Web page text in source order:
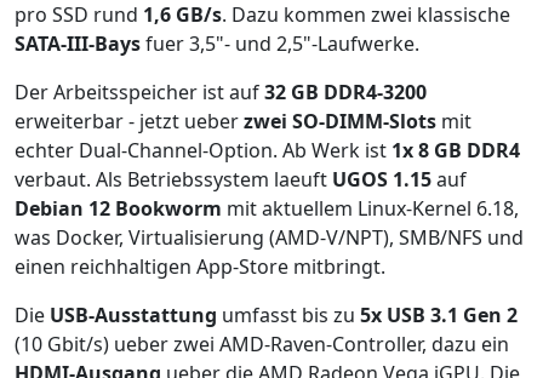
pro SSD rund 1,6 GB/s. Dazu kommen zwei klassische
SATA-III-Baysfuer 3,5"- und 2,5"-Laufwerke.
Der Arbeitsspeicher ist auf32 GB DDR4-3200
erweiterbar - jetzt ueberzwei SO-DIMM-Slots mit
echter Dual-Channel-Option. Ab Werk ist 1x 8 GB DDR4
verbaut. Als Betriebssystem laeuft UGOS 1.15auf
Debian 12 Bookworm mit aktuellem Linux-Kernel 6.18,
was Docker, Virtualisierung (AMD-V/NPT), SMB/NFS und
einen reichhaltigen App-Store mitbringt.
Die USB-Ausstattung umfasst bis zu 5x USB 3.1 Gen 2
(10 Gbit/s) ueber zwei AMD-Raven-Controller, dazu ein